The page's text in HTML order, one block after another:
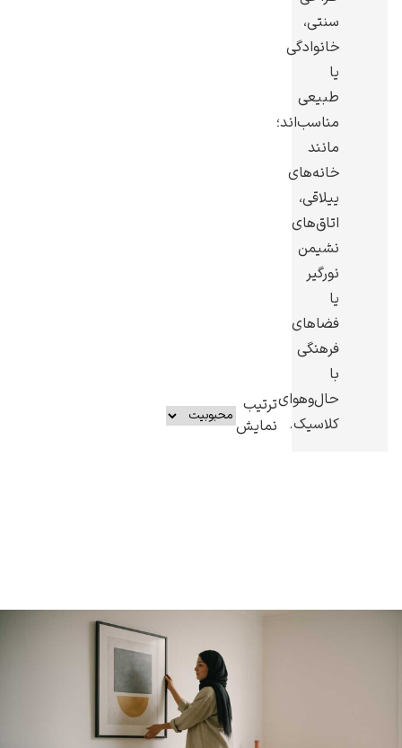
سنتی،
خانوادگی
یا
طبیعی
مناسب‌اند؛
مانند
خانه‌های
ییلاقی،
اتاق‌های
نشیمن
نورگیر
یا
فضاهای
فرهنگی
با
حال‌وهوای
کلاسیک.
ترتیب
نمایش